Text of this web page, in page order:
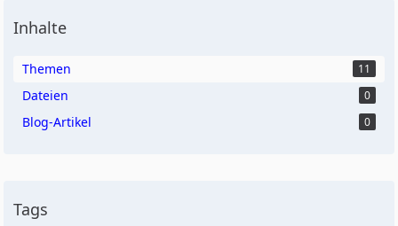
Inhalte
Themen 11
Dateien 0
Blog-Artikel 0
Tags